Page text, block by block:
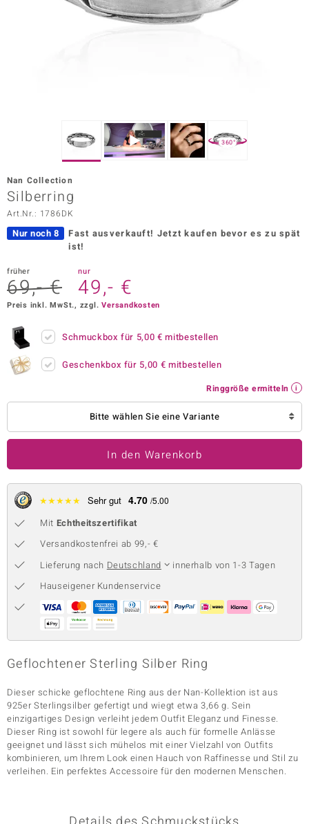
Vogue
BY DE MELO
Collection
Classics
360°
Nan Collection
Silberring
Art.Nr.: 1786DK
Nur noch 8 Fast ausverkauft! Jetzt kaufen bevor es zu spät
ist!
früher
69,- €
nur
49,- €
Preis inkl. MwSt., zzgl.Versandkosten
Schmuckbox für 5,00 € mitbestellen
Geschenkbox für 5,00 € mitbestellen
Ringgröße ermitteln
Bitte wählen Sie eine Variante
In den Warenkorb
★★★★★ Sehr gut 4.70 /5.00
Mit Echtheitszertifikat
Versandkostenfrei ab 99,- €
Lieferung nach Deutschland
innerhalb von 1-3 Tagen
Hauseigener Kundenservice
Geflochtener Sterling Silber Ring
Dieser schicke geflochtene Ring aus der Nan-Kollektion ist aus
925er Sterlingsilber gefertigt und wiegt etwa 3,66 g. Sein
einzigartiges Design verleiht jedem Outfit Eleganz und Finesse.
Dieser Ring ist sowohl für legere als auch für formelle Anlässe
geeignet und lässt sich mühelos mit einer Vielzahl von Outfits
kombinieren, um Ihrem Look einen Hauch von Raffinesse und Stil zu
verleihen. Ein perfektes Accessoire für den modernen Menschen.